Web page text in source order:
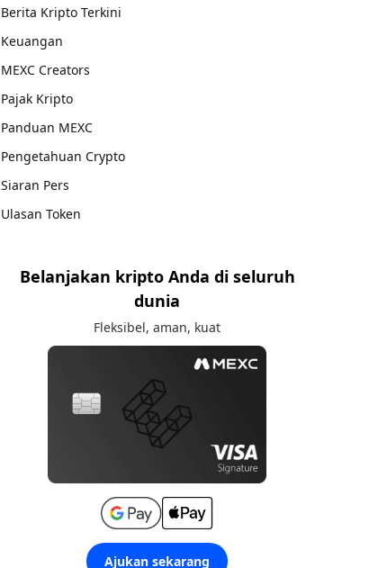
Berita Kripto Terkini
Keuangan
MEXC Creators
Pajak Kripto
Panduan MEXC
Pengetahuan Crypto
Siaran Pers
Ulasan Token
Belanjakan kripto Anda di seluruh
dunia
Fleksibel, aman, kuat
Ajukan sekarang